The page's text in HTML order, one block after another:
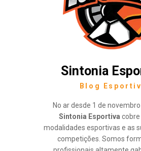
Sintonia
Blog
No ar desde 1 de
Sintonia Esportiva
modalidades esportivas e as
competições. Somos